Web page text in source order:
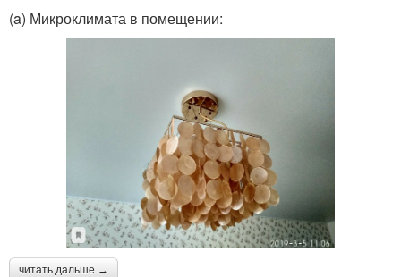
(a) Микроклимата в помещении:
читать дальше →